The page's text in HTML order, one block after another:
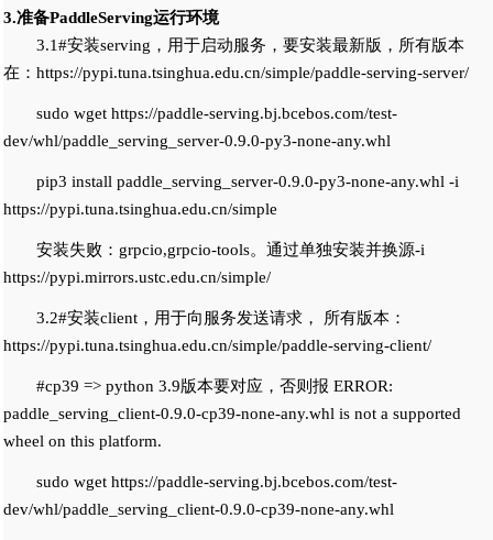
3.准备PaddleServing运行环境
3.1#安装serving，用于启动服务，要安装最新版，所有版本
在：https://pypi.tuna.tsinghua.edu.cn/simple/paddle-serving-server/
sudo wget https://paddle-serving.bj.bcebos.com/test-
dev/whl/paddle_serving_server-0.9.0-py3-none-any.whl
pip3 install paddle_serving_server-0.9.0-py3-none-any.whl -i
https://pypi.tuna.tsinghua.edu.cn/simple
安装失败：grpcio,grpcio-tools。通过单独安装并换源-i
https://pypi.mirrors.ustc.edu.cn/simple/
3.2#安装client，用于向服务发送请求， 所有版本：
https://pypi.tuna.tsinghua.edu.cn/simple/paddle-serving-client/
#cp39 => python 3.9版本要对应，否则报 ERROR:
paddle_serving_client-0.9.0-cp39-none-any.whl is not a supported
wheel on this platform.
sudo wget https://paddle-serving.bj.bcebos.com/test-
dev/whl/paddle_serving_client-0.9.0-cp39-none-any.whl